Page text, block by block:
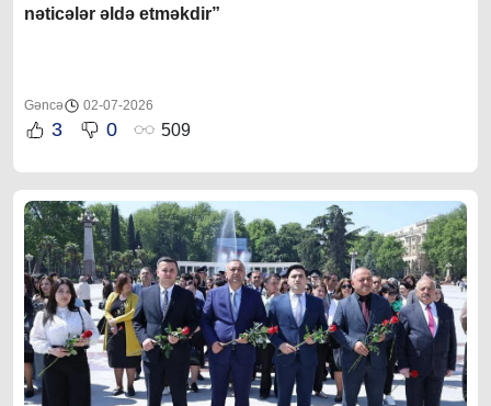
nəticələr əldə etməkdir”
Gəncə 02-07-2026
3 0 509